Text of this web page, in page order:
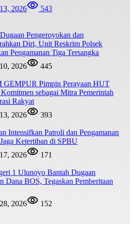
2026 543
Pengeroyokan dan
Diri, Unit Reskrim Polsek
Pengamanan Tiga Tersangka
2026
445
GEMPUR Pimpin Perayaan HUT
sebagai Mitra Pemerintah
Rakyat
2026
393
Intensifkan Patroli dan Pengamanan
Ketertiban di SPBU
2026
171
1 Ulunoyo Bantah Dugaan
Dana BOS, Tegaskan Pemberitaan
2026 152